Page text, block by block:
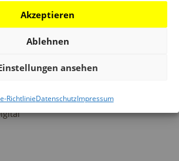
Akzeptieren
Ablehnen
ansehen
RichtlinieDatenschutzImpressum